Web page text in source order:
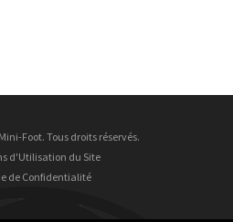
Foot. Tous droits réservés.
d'Utilisation du Site
de Confidentialité